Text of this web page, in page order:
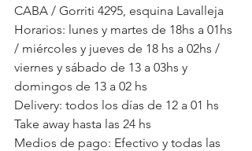
CABA / Gorriti 4295, esquina Lavalleja
Horarios: lunes y martes de 18hs a 01hs
/ miércoles y jueves de 18 hs a 02hs /
viernes y sábado de 13 a 03hs y
domingos de 13 a 02 hs
Delivery: todos los días de 12 a 01 hs
Take away hasta las 24 hs
Medios de pago: Efectivo y todas las